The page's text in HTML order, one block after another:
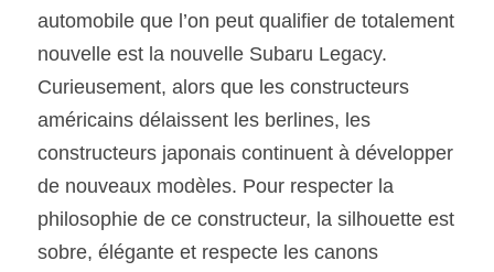
automobile que l’on peut qualifier de totalement
nouvelle est la nouvelle Subaru Legacy.
Curieusement, alors que les constructeurs
américains délaissent les berlines, les
constructeurs japonais continuent à développer
de nouveaux modèles. Pour respecter la
philosophie de ce constructeur, la silhouette est
sobre, élégante et respecte les canons